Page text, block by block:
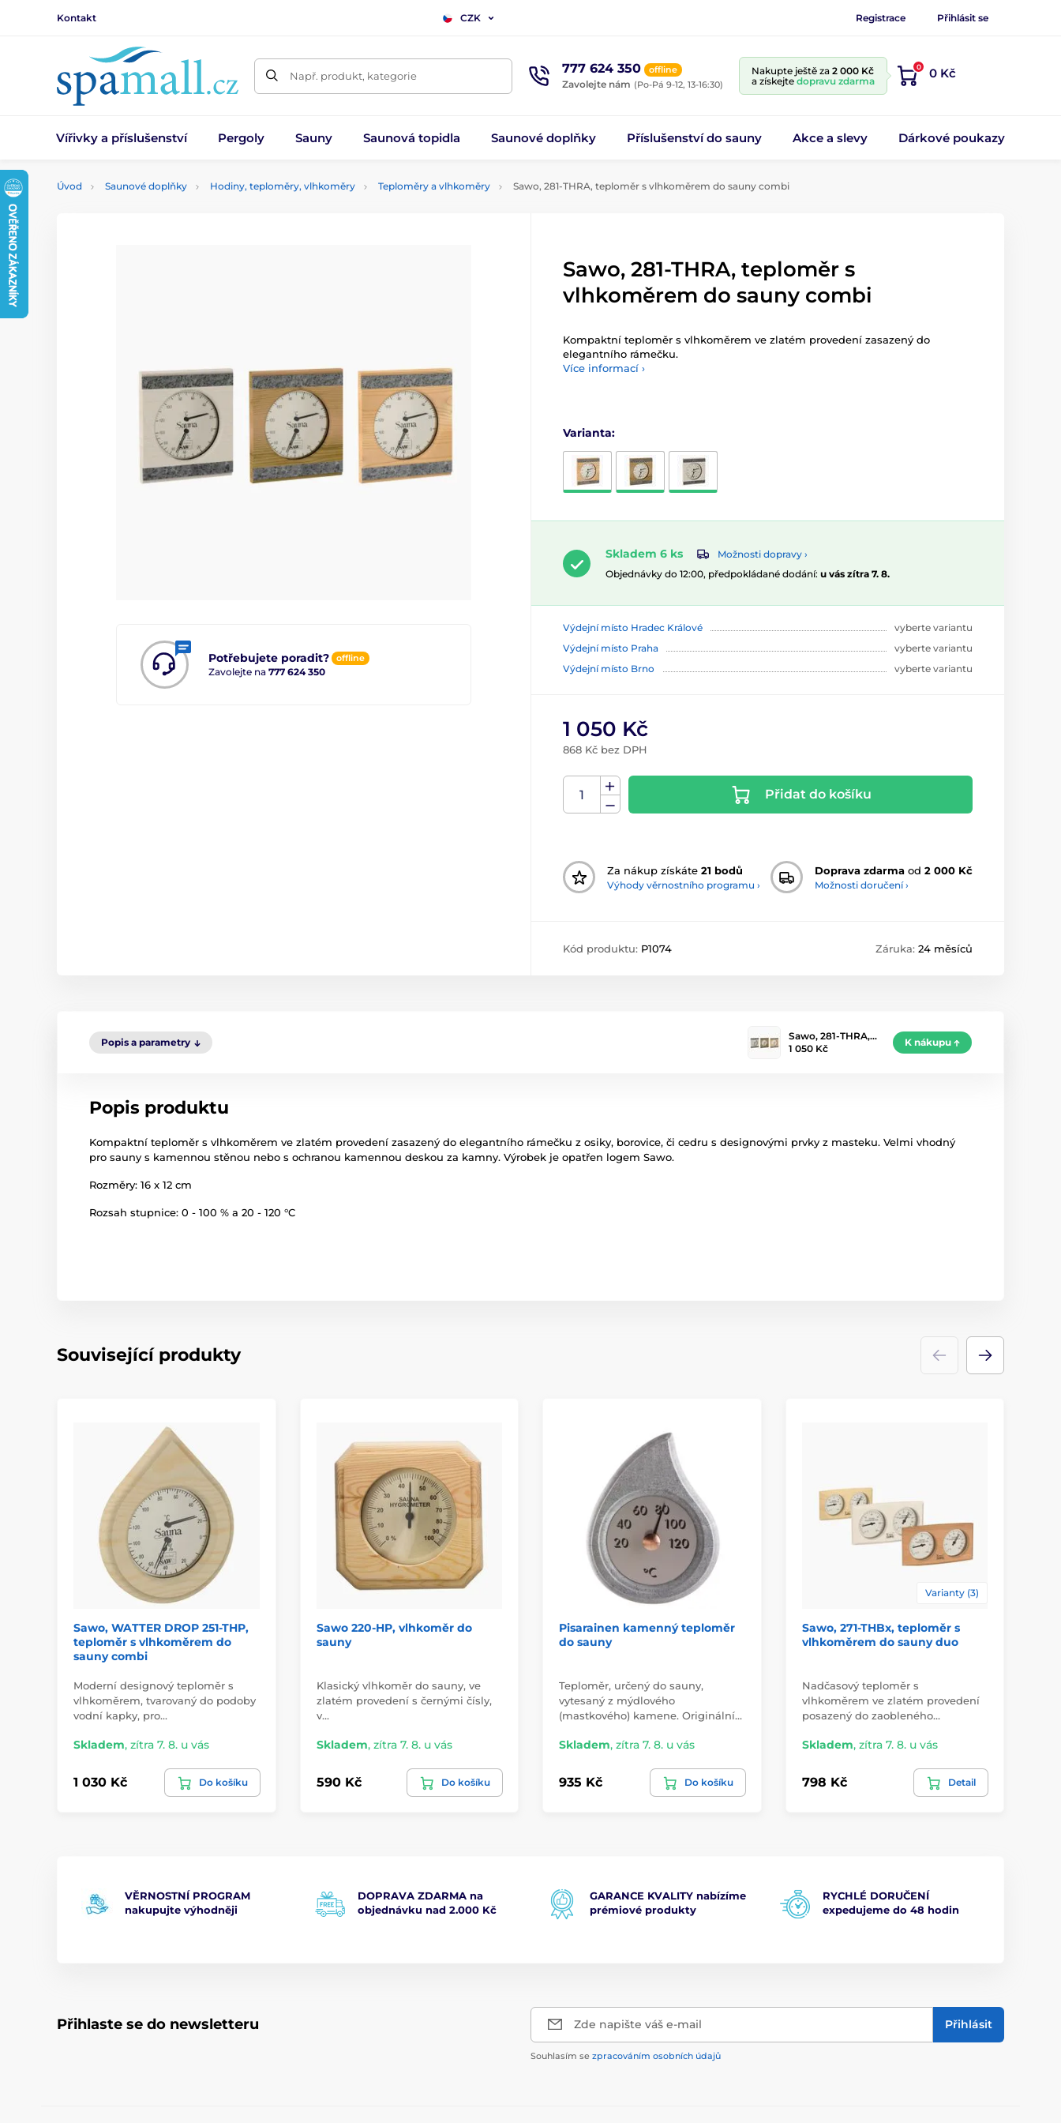
Kontakt CZK Registrace Přihlásit se
Např. produkt, kategorie 777 624 350 offline
Zavolejte nám (Po-Pá 9-12, 13-16:30)
Nakupte ještě za 2 000 Kč
a získejte dopravu zdarma
0 0 Kč
Vířivky a příslušenství Pergoly Sauny Saunová topidla Saunové doplňky Příslušenství do sauny Akce a slevy Dárkové poukazy
Úvod Saunové doplňky Hodiny, teploměry, vlhkoměry Teploměry a vlhkoměry Sawo, 281-THRA, teploměr s vlhkoměrem do sauny combi
Potřebujete poradit? offline
Zavolejte na 777 624 350
Sawo, 281-THRA, teploměr s
vlhkoměrem do sauny combi
Kompaktní teploměr s vlhkoměrem ve zlatém provedení zasazený do
elegantního rámečku.
Více informací ›
Varianta:
Skladem 6 ks
Možnosti dopravy ›
Objednávky do 12:00, předpokládané dodání: u vás zítra 7. 8.
Výdejní místo Hradec Králové
vyberte variantu
Výdejní místo Praha
vyberte variantu
Výdejní místo Brno
vyberte variantu
1 050 Kč
868 Kč bez DPH
Přidat do košíku
Za nákup získáte 21 bodů
Výhody věrnostního programu ›
Doprava zdarma od 2 000 Kč
Možnosti doručení ›
Kód produktu: P1074 Záruka: 24 měsíců
Popis a parametry
Sawo, 281-THRA,…
1 050 Kč
K nákupu
Popis produktu
Kompaktní teploměr s vlhkoměrem ve zlatém provedení zasazený do elegantního rámečku z osiky, borovice, či cedru s designovými prvky z masteku. Velmi vhodný
pro sauny s kamennou stěnou nebo s ochranou kamennou deskou za kamny. Výrobek je opatřen logem Sawo.
Rozměry: 16 x 12 cm
Rozsah stupnice: 0 - 100 % a 20 - 120 °C
Související produkty
Sawo, WATTER DROP 251-THP,
teploměr s vlhkoměrem do
sauny combi
Moderní designový teploměr s
vlhkoměrem, tvarovaný do podoby
vodní kapky, pro…
Skladem, zítra 7. 8. u vás
1 030 Kč Do košíku
Sawo 220-HP, vlhkoměr do
sauny
Klasický vlhkoměr do sauny, ve
zlatém provedení s černými čísly,
v…
Skladem, zítra 7. 8. u vás
590 Kč Do košíku
Pisarainen kamenný teploměr
do sauny
Teploměr, určený do sauny,
vytesaný z mýdlového
(mastkového) kamene. Originální…
Skladem, zítra 7. 8. u vás
935 Kč Do košíku
Varianty (3)
Sawo, 271-THBx, teploměr s
vlhkoměrem do sauny duo
Nadčasový teploměr s
vlhkoměrem ve zlatém provedení
posazený do zaobleného…
Skladem, zítra 7. 8. u vás
798 Kč Detail
VĚRNOSTNÍ PROGRAM
nakupujte výhodněji
DOPRAVA ZDARMA na
objednávku nad 2.000 Kč
GARANCE KVALITY nabízíme
prémiové produkty
RYCHLÉ DORUČENÍ
expedujeme do 48 hodin
Přihlaste se do newsletteru Zde napište váš e-mail Přihlásit
Souhlasím se zpracováním osobních údajů